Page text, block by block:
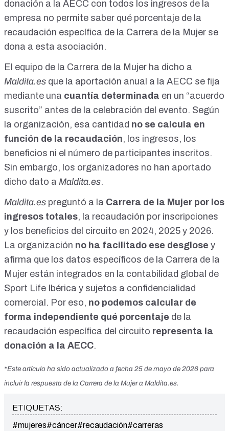
donación a la AECC con todos los ingresos de la
empresa no permite saber qué porcentaje de la
recaudación específica de la Carrera de la Mujer se
dona a esta asociación.
El equipo de la Carrera de la Mujer ha dicho a
Maldita.es que la aportación anual a la AECC se fija
mediante una cuantía determinada en un “acuerdo
suscrito” antes de la celebración del evento. Según
la organización, esa cantidad no se calcula en
función de la recaudación, los ingresos, los
beneficios ni el número de participantes inscritos.
Sin embargo, los organizadores no han aportado
dicho dato a Maldita.es.
Maldita.es preguntó a la Carrera de la Mujer por los
ingresos totales, la recaudación por inscripciones
y los beneficios del circuito en 2024, 2025 y 2026.
La organización no ha facilitado ese desglose y
afirma que los datos específicos de la Carrera de la
Mujer están integrados en la contabilidad global de
Sport Life Ibérica y sujetos a confidencialidad
comercial. Por eso, no podemos calcular de
forma independiente qué porcentaje de la
recaudación específica del circuito representa la
donación a la AECC.
*Este artículo ha sido actualizado a fecha 25 de mayo de 2026 para
incluir la respuesta de la Carrera de la Mujer a Maldita.es.
ETIQUETAS:
#mujeres#cáncer#recaudación#carreras